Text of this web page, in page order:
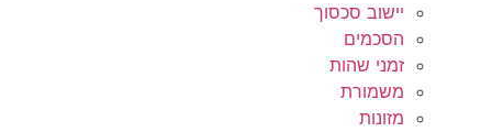
יישוב סכסוך
הסכמים
זמני שהות
משמורת
מזונות